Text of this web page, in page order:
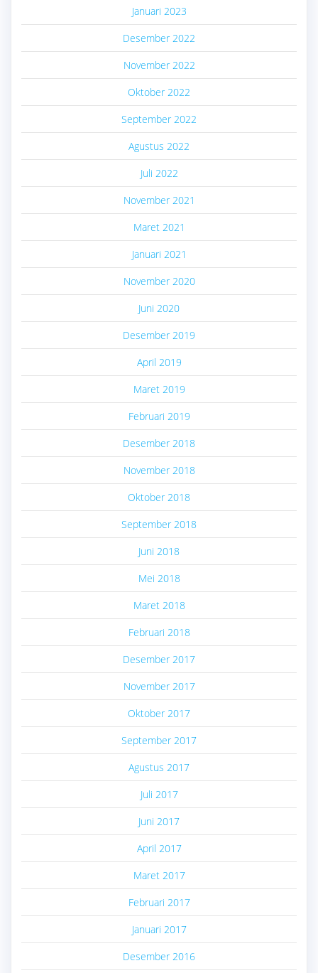
Januari 2023
Desember 2022
November 2022
Oktober 2022
September 2022
Agustus 2022
Juli 2022
November 2021
Maret 2021
Januari 2021
November 2020
Juni 2020
Desember 2019
April 2019
Maret 2019
Februari 2019
Desember 2018
November 2018
Oktober 2018
September 2018
Juni 2018
Mei 2018
Maret 2018
Februari 2018
Desember 2017
November 2017
Oktober 2017
September 2017
Agustus 2017
Juli 2017
Juni 2017
April 2017
Maret 2017
Februari 2017
Januari 2017
Desember 2016